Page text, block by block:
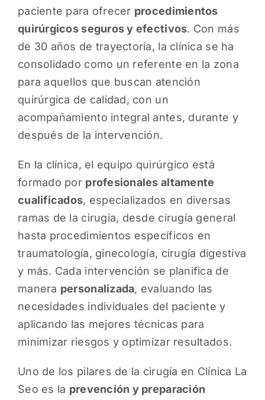
paciente para ofrecer procedimientos
quirúrgicos seguros y efectivos. Con más
de 30 años de trayectoria, la clínica se ha
consolidado como un referente en la zona
para aquellos que buscan atención
quirúrgica de calidad, con un
acompañamiento integral antes, durante y
después de la intervención.
En la clínica, el equipo quirúrgico está
formado por profesionales altamente
cualificados, especializados en diversas
ramas de la cirugía, desde cirugía general
hasta procedimientos específicos en
traumatología, ginecología, cirugía digestiva
y más. Cada intervención se planifica de
manera personalizada, evaluando las
necesidades individuales del paciente y
aplicando las mejores técnicas para
minimizar riesgos y optimizar resultados.
Uno de los pilares de la cirugía en Clínica La
Seo es la prevención y preparación